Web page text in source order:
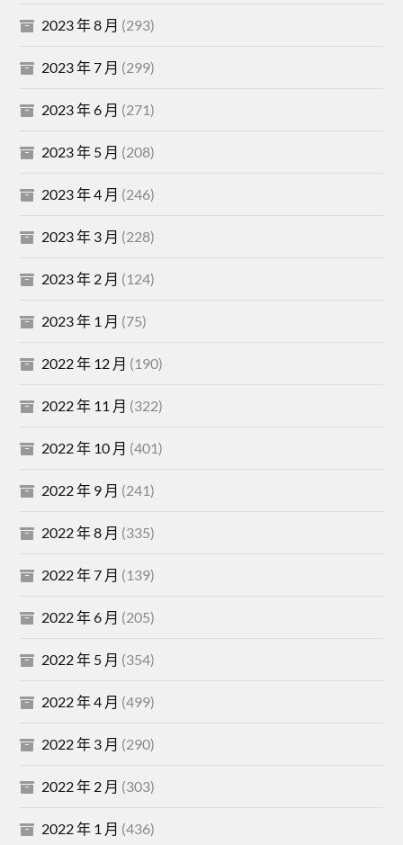
2023 年 8 月 (293)
2023 年 7 月 (299)
2023 年 6 月 (271)
2023 年 5 月 (208)
2023 年 4 月 (246)
2023 年 3 月 (228)
2023 年 2 月 (124)
2023 年 1 月 (75)
2022 年 12 月 (190)
2022 年 11 月 (322)
2022 年 10 月 (401)
2022 年 9 月 (241)
2022 年 8 月 (335)
2022 年 7 月 (139)
2022 年 6 月 (205)
2022 年 5 月 (354)
2022 年 4 月 (499)
2022 年 3 月 (290)
2022 年 2 月 (303)
2022 年 1 月 (436)